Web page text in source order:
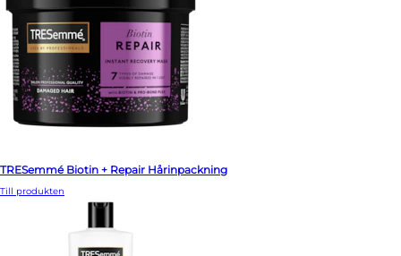
TRESemmé Biotin + Repair Hårinpackning
Till produkten